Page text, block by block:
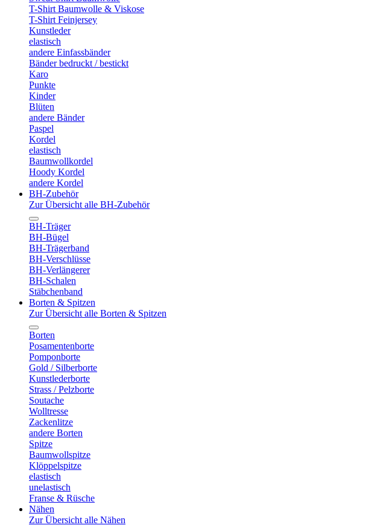
T-Shirt Baumwolle & Viskose
T-Shirt Feinjersey
Kunstleder
elastisch
andere Einfassbänder
Bänder bedruckt / bestickt
Karo
Punkte
Kinder
Blüten
andere Bänder
Paspel
Kordel
elastisch
Baumwollkordel
Hoody Kordel
andere Kordel
BH-Zubehör
Zur Übersicht alle BH-Zubehör
BH-Träger
BH-Bügel
BH-Trägerband
BH-Verschlüsse
BH-Verlängerer
BH-Schalen
Stäbchenband
Borten & Spitzen
Zur Übersicht alle Borten & Spitzen
Borten
Posamentenborte
Pomponborte
Gold / Silberborte
Kunstlederborte
Strass / Pelzborte
Soutache
Wolltresse
Zackenlitze
andere Borten
Spitze
Baumwollspitze
Klöppelspitze
elastisch
unelastisch
Franse & Rüsche
Nähen
Zur Übersicht alle Nähen